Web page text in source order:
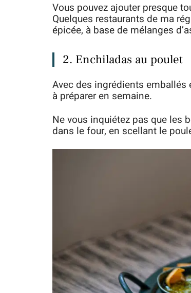
Vous pouvez ajouter presque
Quelques restaurants de ma
épicée, à base de mélanges
2. Enchiladas au poulet
Avec des ingrédients
à préparer en semaine.
Ne vous inquiétez pas que les
dans le four, en scellant le